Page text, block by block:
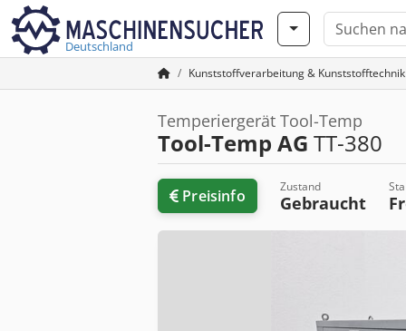
Deutschland
Kunststoffverarbeitung & Kunststofftechnik
Temperiergerät Tool-Temp
Tool-Temp AG TT-380
Preisinfo Zustand
Gebraucht